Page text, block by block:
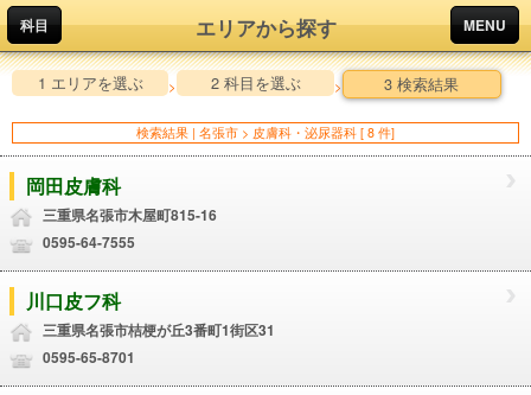
科目 エリアから探す MENU
1 エリアを選ぶ > 2 科目を選ぶ > 3 検索結果
検索結果 | 名張市 > 皮膚科・泌尿器科 [ 8 件]
岡田皮膚科
三重県名張市木屋町815-16
0595-64-7555
川口皮フ科
三重県名張市桔梗が丘3番町1街区31
0595-65-8701